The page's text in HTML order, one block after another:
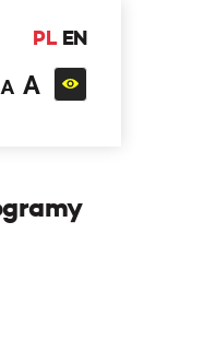
PL EN
A A